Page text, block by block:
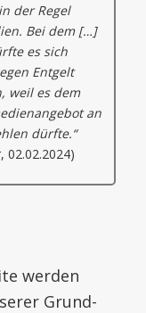
der Regel
Bei dem […]
es sich
Entgelt
weil es dem
an
dürfte.“
02.02.2024)
werden
Grund-